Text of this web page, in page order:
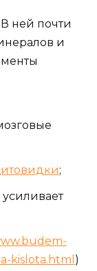
ней почти
и
;
kislota.html )